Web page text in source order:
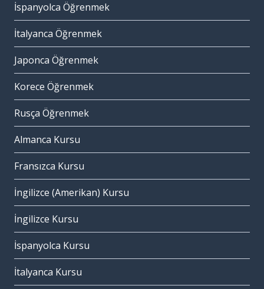
İspanyolca Öğrenmek
İtalyanca Öğrenmek
Japonca Öğrenmek
Korece Öğrenmek
Rusça Öğrenmek
Almanca Kursu
Fransızca Kursu
İngilizce (Amerikan) Kursu
İngilizce Kursu
İspanyolca Kursu
İtalyanca Kursu